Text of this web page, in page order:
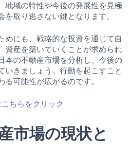
地域の特性や今後の発展性を見極
取り逃さない鍵となります。
めにも、戦略的な投資を通じて自
資産を築いていくことが求められ
本の不動産市場を分析し、今後の
いきましょう。行動を起こすこと
可能性が広がるのです。
ちらをクリック
市場の現状と